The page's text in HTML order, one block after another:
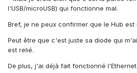
l'USB/microUSB) qui fonctionne mal.
Bref, je ne peux confirmer que le Hub est
Peut être que c'est juste sa diode qui
est relié.
De plus, j'ai déjà fait fonctionné